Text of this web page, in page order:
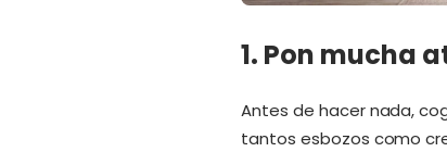
1. Pon mucha
Antes de hacer nada,
tantos esbozos como